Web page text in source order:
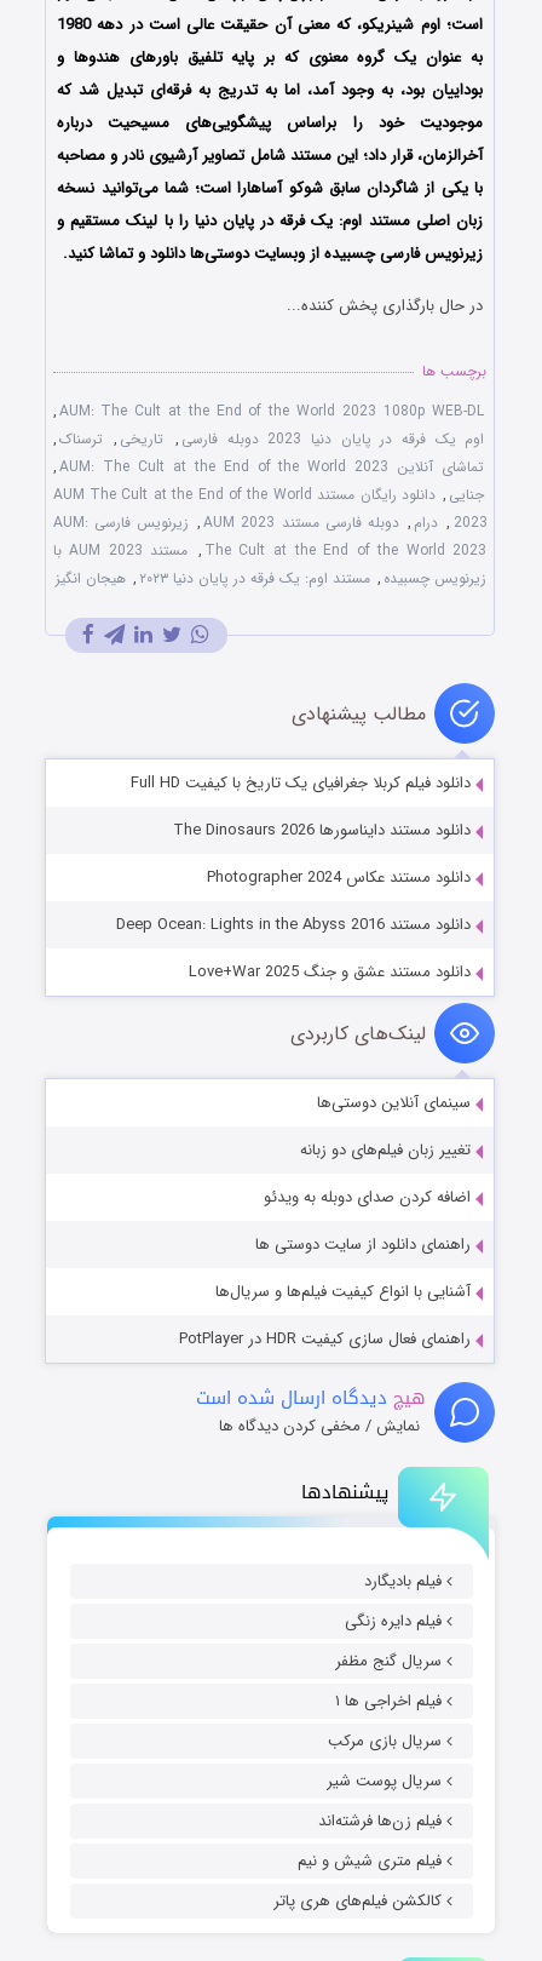
پیشنهادها
فیلم بادیگارد
فیلم دایره زنگی
سریال گنج مظفر
فیلم اخراجی ها ۱
سریال بازی مرکب
سریال پوست شیر
فیلم زن‌ها فرشته‌اند
فیلم متری شیش و نیم
کالکشن فیلم‌های هری پاتر
است؛ اوم‌ شینریکو، که معنی آن حقیقت عالی است در دهه 1980
به عنوان یک گروه معنوی که بر پایه تلفیق باورهای هندوها و
بوداییان بود، به وجود آمد، اما به تدریج به فرقه‌ای تبدیل شد که
موجودیت خود را براساس پیشگویی‌های مسیحیت درباره
آخرالزمان، قرار داد؛ این مستند شامل تصاویر آرشیوی نادر و مصاحبه
با یکی از شاگردان سابق شوکو آساهارا است؛ شما می‌توانید نسخه
زبان اصلی مستند اوم: یک فرقه در پایان دنیا را با ‌لینک مستقیم و
زیرنویس فارسی چسبیده از وبسایت دوستی‌ها دانلود و تماشا کنید.
در حال بارگذاری پخش کننده...
برچسب ها
AUM: The Cult at the End of the World 2023 1080p WEB-DL
,
اوم یک فرقه در پایان دنیا 2023 دوبله فارسی
, تاریخی , ترسناک,
تماشای آنلاین AUM: The Cult at the End of the World 2023
,
جنایی ,
دانلود رایگان مستند AUM The Cult at the End of the World
2023
, درام , دوبله فارسی مستند AUM 2023 ,
زیرنویس فارسی AUM:
The Cult at the End of the World 2023
,
مستند AUM 2023 با
زیرنویس چسبیده , مستند اوم: یک فرقه در پایان دنیا ۲۰۲۳ , هیجان انگیز
مطالب پیشنهادی
دانلود فیلم کربلا جغرافیای یک تاریخ با کیفیت Full HD
دانلود مستند دایناسورها The Dinosaurs 2026
دانلود مستند عکاس Photographer 2024
دانلود مستند Deep Ocean: Lights in the Abyss 2016
دانلود مستند عشق و جنگ Love+War 2025
لینک‌های کاربردی
سینمای آنلاین دوستی‌ها
تغییر زبان فیلم‌های دو زبانه
اضافه کردن صدای دوبله به ویدئو
راهنمای دانلود از سایت دوستی ها
آشنایی با انواع کیفیت فیلم‌ها و سریال‌ها
راهنمای فعال سازی کیفیت HDR در PotPlayer
هیچ دیدگاه ارسال شده است
نمایش / مخفی کردن دیدگاه ها